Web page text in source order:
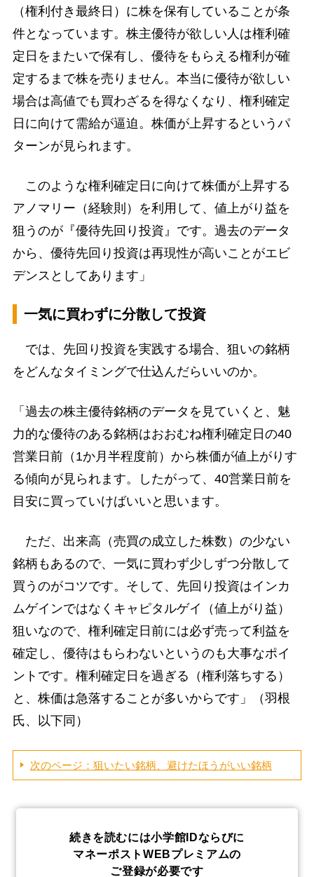
（権利付き最終日）に株を保有していることが条
件となっています。株主優待が欲しい人は権利確
定日をまたいで保有し、優待をもらえる権利が確
定するまで株を売りません。本当に優待が欲しい
場合は高値でも買わざるを得なくなり、権利確定
日に向けて需給が逼迫。株価が上昇するというパ
ターンが見られます。
このような権利確定日に向けて株価が上昇する
アノマリー（経験則）を利用して、値上がり益を
狙うのが『優待先回り投資』です。過去のデータ
から、優待先回り投資は再現性が高いことがエビ
デンスとしてあります」
一気に買わずに分散して投資
では、先回り投資を実践する場合、狙いの銘柄
をどんなタイミングで仕込んだらいいのか。
「過去の株主優待銘柄のデータを見ていくと、魅
力的な優待のある銘柄はおおむね権利確定日の40
営業日前（1か月半程度前）から株価が値上がりす
る傾向が見られます。したがって、40営業日前を
目安に買っていけばいいと思います。
ただ、出来高（売買の成立した株数）の少ない
銘柄もあるので、一気に買わず少しずつ分散して
買うのがコツです。そして、先回り投資はインカ
ムゲインではなくキャピタルゲイ（値上がり益）
狙いなので、権利確定日前には必ず売って利益を
確定し、優待はもらわないというのも大事なポイ
ントです。権利確定日を過ぎる（権利落ちする）
と、株価は急落することが多いからです」（羽根
氏、以下同）
次のページ：狙いたい銘柄、避けたほうがいい銘柄
続きを読むには小学館IDならびに
マネーポストWEBプレミアムの
ご登録が必要です